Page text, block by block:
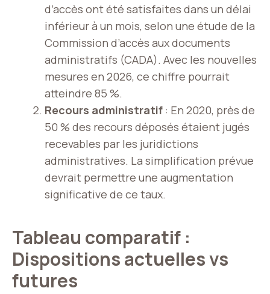
d’accès ont été satisfaites dans un délai
inférieur à un mois, selon une étude de la
Commission d’accès aux documents
administratifs (CADA). Avec les nouvelles
mesures en 2026, ce chiffre pourrait
atteindre 85 %.
Recours administratif : En 2020, près de
50 % des recours déposés étaient jugés
recevables par les juridictions
administratives. La simplification prévue
devrait permettre une augmentation
significative de ce taux.
Tableau comparatif :
Dispositions actuelles vs
futures